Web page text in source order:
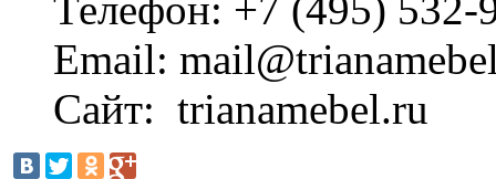
Email:
Сайт: trianamebel.ru